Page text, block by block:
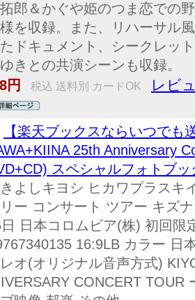
郎＆かぐや姫のつま恋での
を収録。また、リハーサル
ドキュメント、シークレッ
きとの共演シーンも収録。
円
税込 送料別 カードOK
レビ
【楽天ブックスならいつでも
25th Anniversary
スペシャルフォトブ
よしキヨシ ヒカワプラスキ
ー コンサート ツアー キズ
日 日本コロムビア(株) 初回限
16:9LB カラー 日
オ(オリジナル音声方式)
CONCERT TOUR